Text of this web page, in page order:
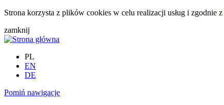
Strona korzysta z plików cookies w celu realizacji usług i zgodnie z
zamknij
PL
EN
DE
Pomiń nawigacje